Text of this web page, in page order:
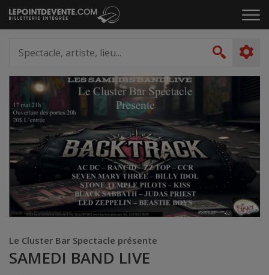
Passer
au
le
artiste,
lieu...
Le Cluster Bar Spectacle présente
SAMEDI BAND LIVE